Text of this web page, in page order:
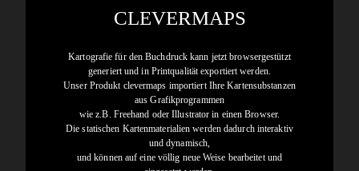
CLEVERMAPS
Kartografie für den Buchdruck kann jetzt browsergestützt
generiert und in Printqualität exportiert werden.
Unser Produkt clevermaps importiert Ihre Kartensubstanzen
aus Grafikprogrammen
wie z.B. Freehand oder Illustrator in einen Browser.
Die statischen Kartenmaterialien werden dadurch interaktiv
und dynamisch,
und können auf eine völlig neue Weise bearbeitet und